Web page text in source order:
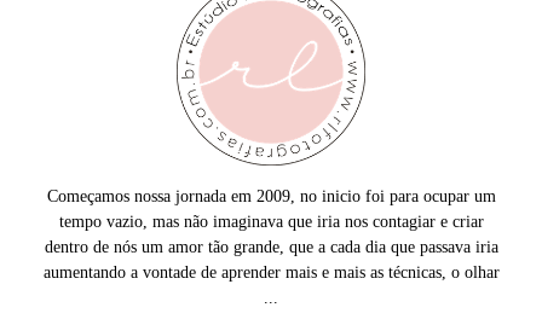
Começamos nossa jornada em 2009, no inicio foi para ocupar um
tempo vazio, mas não imaginava que iria nos contagiar e criar
dentro de nós um amor tão grande, que a cada dia que passava iria
aumentando a vontade de aprender mais e mais as técnicas, o olhar
...